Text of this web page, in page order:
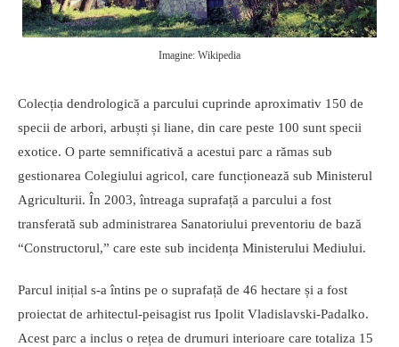
Imagine: Wikipedia
Colecția dendrologică a parcului cuprinde aproximativ 150 de
specii de arbori, arbuști și liane, din care peste 100 sunt specii
exotice. O parte semnificativă a acestui parc a rămas sub
gestionarea Colegiului agricol, care funcționează sub Ministerul
Agriculturii. În 2003, întreaga suprafață a parcului a fost
transferată sub administrarea Sanatoriului preventoriu de bază
“Constructorul,” care este sub incidența Ministerului Mediului.
Parcul inițial s-a întins pe o suprafață de 46 hectare și a fost
proiectat de arhitectul-peisagist rus Ipolit Vladislavski-Padalko.
Acest parc a inclus o rețea de drumuri interioare care totaliza 15